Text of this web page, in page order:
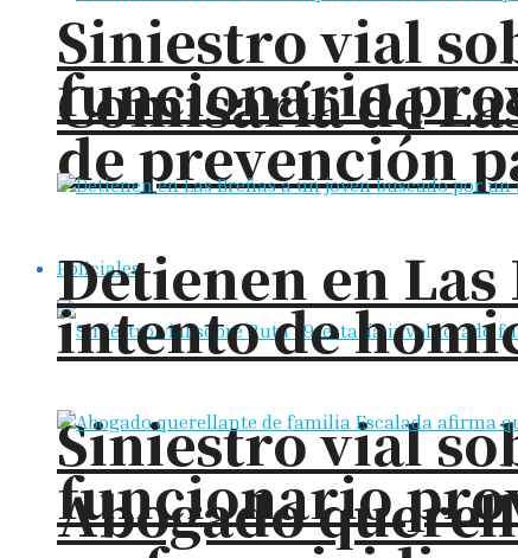
Comisaría de
de prevención
Policiales
Siniestro vial
funcionario
Siniestro vial
funcionario
Detienen en
intento de
Abogado